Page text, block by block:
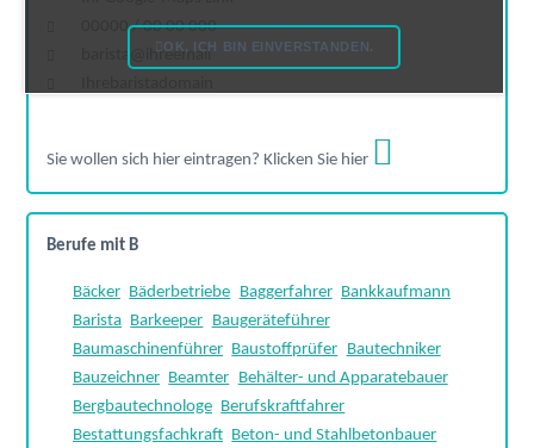
00000 / 00 00 000
barista@ihreemail
Sie wollen sich hier eintragen? Klicken Sie hier
Berufe mit B
Bäcker Bäderbetriebe Baggerfahrer
Bankkaufmann
Barista
Barkeeper
Baugeräteführer
Baumaschinenführer
Baustoffprüfer
Bautechniker
Bauzeichner
Beamter
Behälter- und Apparatebauer
Bergbautechnologe
Berufskraftfahrer
Bestattungsfachkraft
Beton- und Stahlbetonbauer
OK, ICH BIN EINVERSTANDEN.